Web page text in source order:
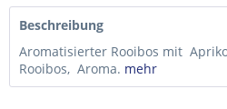
Beschreibung
Aromatisierter Rooibos mit
Rooibos, Aroma. mehr